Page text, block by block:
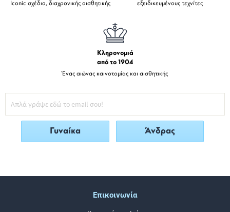
Iconic σχέδια, διαχρονικής αισθητικής
εξειδικευμένους τεχνίτες
Κληρονομιά
από το 1904
Ένας αιώνας καινοτομίας και αισθητικής
Γυναίκα Άνδρας
Επικοινωνία